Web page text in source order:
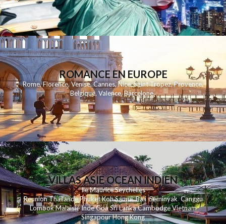
ROMANCE EN EUROPE
Rome,Florence,Venise,Cannes,Nice,Saint Tropez,Provence,
Belgique,Valence,Barcelone,
VILLAS ASIE OCEAN INDIEN
Ile MauriceSeychelles
ReunionThailandePhuketKohSamui Bali SeminyakCanggu
LombokMalaisieIndeGoaSri LankaCambodgeVietnam
SingapourHong Kong